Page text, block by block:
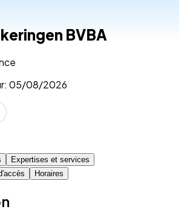
BVBA
05/08/2026
Expertises et services
Horaires